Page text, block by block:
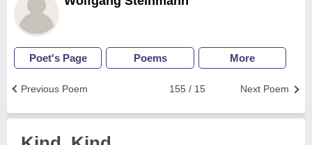
Poet's Page Poems More
Next Poem
155 / 15
Previous Poem